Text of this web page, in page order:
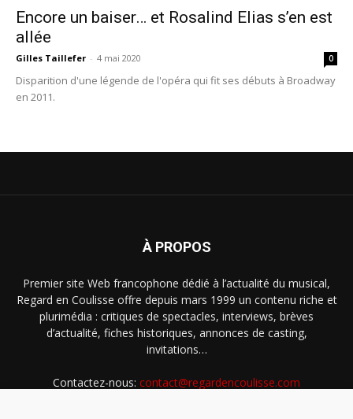
Encore un baiser… et Rosalind Elias s’en est
allée
Gilles Taillefer - 4 mai 2020 0
Disparition d'une légende de l'opéra qui fit ses débuts à Broadway
en 2011.
À PROPOS
Premier site Web francophone dédié à l’actualité du musical,
Regard en Coulisse offre depuis mars 1999 un contenu riche et
plurimédia : critiques de spectacles, interviews, brèves
d’actualité, fiches historiques, annonces de casting,
invitations…
Contactez-nous: contact@regardencoulisse.com